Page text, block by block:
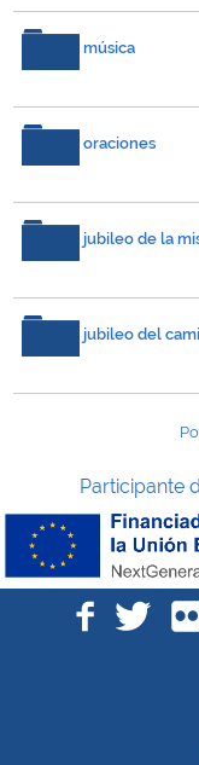
música
oraciones
jubileo de la
jubileo del
Participante